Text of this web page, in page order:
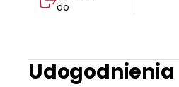
do
Udogodnienia